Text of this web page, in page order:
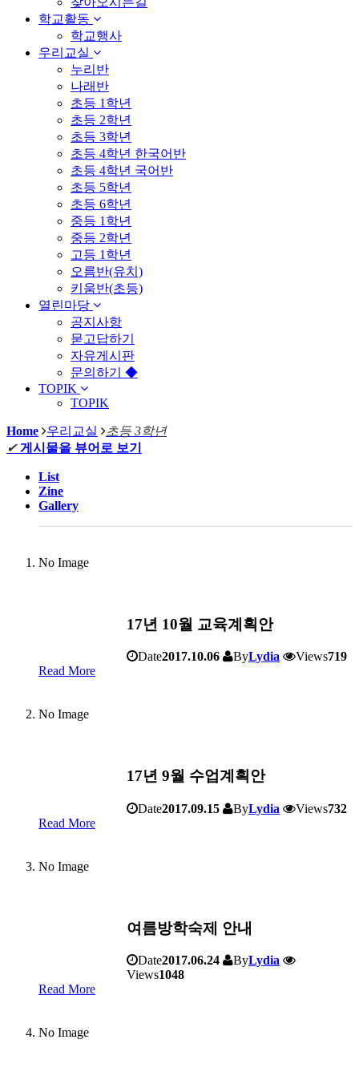
학교활동
학교행사
우리교실
누리반
나래반
초등 1학년
초등 2학년
초등 3학년
초등 4학년 한국어반
초등 4학년 국어반
초등 5학년
초등 6학년
중등 1학년
중등 2학년
고등 1학년
오름반(유치)
키움반(초등)
열린마당
공지사항
묻고답하기
자유게시판
문의하기 ◆
TOPIK
TOPIK
Home 우리교실
초등 3학년
✔ 게시물을 뷰어로 보기
List
Zine
Gallery
No Image
17년 10월 교육계획안
Date2017.10.06 ByLydia Views719
Read More
No Image
17년 9월 수업계획안
Date2017.09.15 ByLydia Views732
Read More
No Image
여름방학숙제 안내
Date2017.06.24 ByLydia
Views1048
Read More
No Image